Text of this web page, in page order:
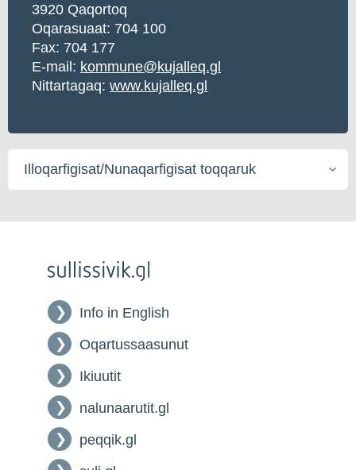
3920 Qaqortoq
Oqarasuaat: 704 100
Fax: 704 177
E-mail: kommune@kujalleq.gl
Nittartagaq: www.kujalleq.gl
Illoqarfigisat/Nunaqarfigisat
toqqaruk
Info in English
Oqartussaasunut
Ikiuutit
nalunaarutit.gl
peqqik.gl